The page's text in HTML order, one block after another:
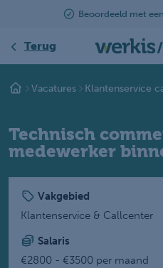
Beoordeeld met
Terug
Vacatures Klantenservice
Technisch
medewerker
Vakgebied
Klantenservice & Callcenter
Salaris
€2800 - €3500 per maand